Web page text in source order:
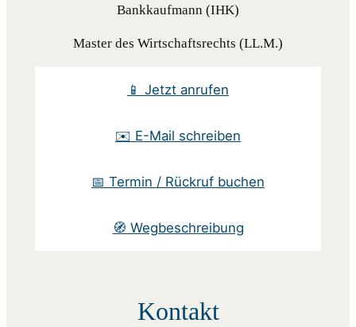
Bankkaufmann (IHK)
Master des Wirtschaftsrechts (LL.M.)
📱 Jetzt anrufen
✉️ E-Mail schreiben
📅 Termin / Rückruf buchen
🧭 Wegbeschreibung
Kontakt